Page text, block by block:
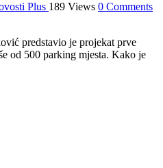
Plus 189 Views 0 Comments
predstavio je projekat prve
od 500 parking mjesta. Kako je